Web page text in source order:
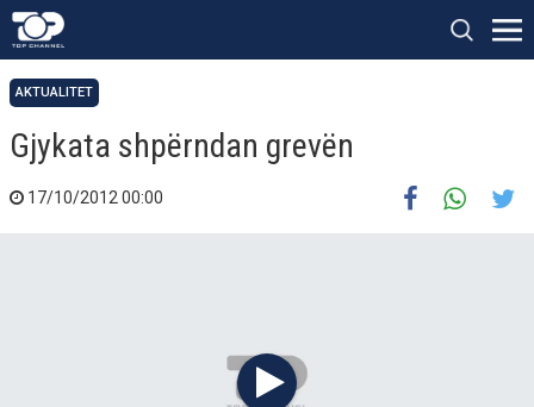
AKTUALITET
Gjykata shpërndan grevën
17/10/2012 00:00